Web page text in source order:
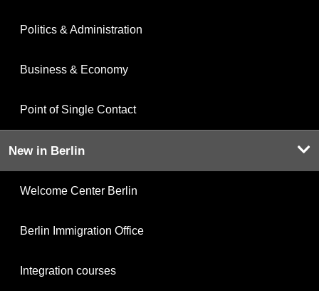
Politics & Administration
Business & Economy
Point of Single Contact
New in Berlin
Welcome Center Berlin
Berlin Immigration Office
Integration courses